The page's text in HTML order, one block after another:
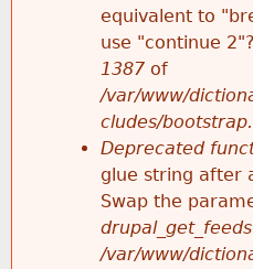
equivalent to
use "continue
1387 of
/var/www/
cludes/
Deprecated
glue string after
Swap the
/var/www/